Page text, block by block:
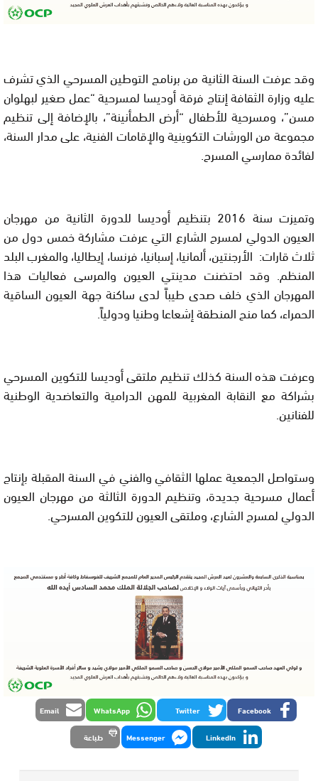
وقدعرفت السنة الثانية من برنامج التوطين المسرحي الذي تشرف
عليه وزارةالثقافة إنتاج فرقة أوديسا لمسرحية “عمل صغير لبهلوان
مسن”، ومسرحية للأطفال “أرض الطمأنينة”، بالإضافة إلى تنظيم
مجموعة من الورشات التكوينيةوالإقامات الفنية، على مدار السنة،
لفائدة ممارسي المسرح.
وتميزت
سنة 2016 بتنظيم أوديسا للدورة الثانية من مهرجان
العيون الدولي لمسرحالشارع التي عرفت مشاركة خمس دول من
ثلاث قارات: الأرجنتين، ألمانيا،إسبانيا، فرنسا، إيطاليا، والمغرب البلد
المنظم. وقد احتضنت مدينتي العيون والمرسى فعاليات هذا
المهرجان الذي خلف صدى طيباً لدى ساكنة جهة العيون الساقية
الحمراء، كما منح المنطقة إشعاعا وطنيا ودولياً.
وعرفت هذه السنة كذلك تنظيم ملتقى أوديسا للتكوين المسرحي
بشراكة مع النقابة المغربية للمهن الدرامية والتعاضدية الوطنية
للفنانين.
وستواصلالجمعية عملها الثقافي والفني في السنة المقبلة بإنتاج
أعمال مسرحية جديدة، وتنظيم الدورة الثالثة من مهرجان العيون
الدولي لمسرح الشارع،وملتقى العيون للتكوين المسرحي.
Facebook
Twitter
WhatsApp
Email
LinkedIn
Messenger طباعة